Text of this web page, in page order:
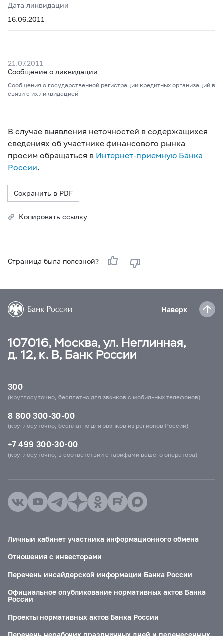
Дата ликвидации
16.06.2011
21.07.2011
Сообщение о ликвидации
Сообщения о государственной регистрации кредитных организаций в
связи с их ликвидацией
В случае выявления неточностей в содержащихся
сведениях об участнике финансового рынка
просим обращаться в Интернет-приемную Банка
России.
Сохранить в PDF
Копировать ссылку
Страница была полезной?
Наверх
107016, Москва, ул. Неглинная,
д. 12, к. В, Банк России
300
(круглосуточно, бесплатно для звонков с мобильных телефонов)
8 800 300-30-00
(круглосуточно, бесплатно для звонков из регионов России)
+7 499 300-30-00
(круглосуточно, в соответствии с тарифами вашего оператора)
Личный кабинет участника информационного обмена
Отношения с инвесторами
Перечень инсайдерской информации Банка России
Официальное опубликование нормативных актов Банка
России
Проекты нормативных актов Банка России
Перечень нерабочих праздничных дней и перенесенных